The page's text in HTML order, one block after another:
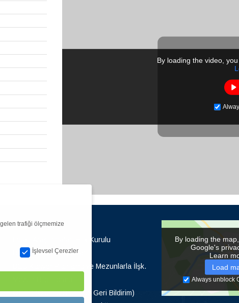
By loading the video,
Bağlantılar
İnsan Araştırmaları Etik Kurulu
Birim Faaliyet Raporları
DEÜ Kariyer Planlama ve Mezunlarla İlşk.
OGEB (Olumlu/Olumsuz Geri Bildirim)
By loading the
Google's
Learn
Load
Always unblock
trafiği ölçmemize
İşlevsel Çerezler